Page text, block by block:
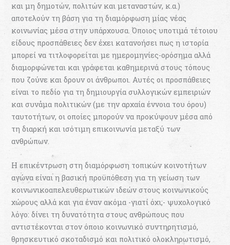
και µη δηµοτών, πολιτών και µεταναστών, κ.α.)
αποτελούν τη βάση για τη διαµόρφωση µίας νέας
κοινωνίας µέσα στην υπάρχουσα. Όποιος υποτιµά τέτοιου
είδους προσπάθειες δεν έχει κατανοήσει πως η ιστορία
µπορεί να τιτλοφορείται µε ηµεροµηνίες-ορόσηµα αλλά
διαµορφώνεται και γράφεται καθηµερινά στους τόπους
που ζούνε και δρουν οι άνθρωποι. Αυτές οι προσπάθειες
είναι το πεδίο για τη δηµιουργία συλλογικών εµπειριών
και συνάµα πολιτικών (µε την αρχαία έννοια του όρου)
ταυτοτήτων, οι οποίες µπορούν να προκύψουν µέσα από
τη διαρκή και ισότιµη επικοινωνία µεταξύ των
ανθρώπων.
Η επικέντρωση στη διαµόρφωση τοπικών κοινοτήτων
αγώνα είναι η βασική προϋπόθεση για τη γείωση των
κοινωνικοαπελευθερωτικών ιδεών στους κοινωνικούς
χώρους αλλά και για έναν ακόµα -γιατί όχι;- ψυχολογικό
λόγο: δίνει τη δυνατότητα στους ανθρώπους που
αντιστέκονται στον όποιο κοινωνικό συντηρητισµό,
θρησκευτικό σκοταδισµό και πολιτικό ολοκληρωτισµό,